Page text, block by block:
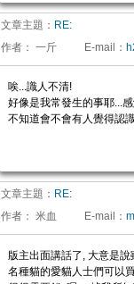
文章主題： RE:
作者： 一斤 E-mail ：
唉...識人不清!
好像是我常發生的事耶...
不知道會不會有人覺得認
文章主題： RE:
作者： 米血 E-mail ：
版主出面講話了, 大意是
名種貓的愛貓人士們可以